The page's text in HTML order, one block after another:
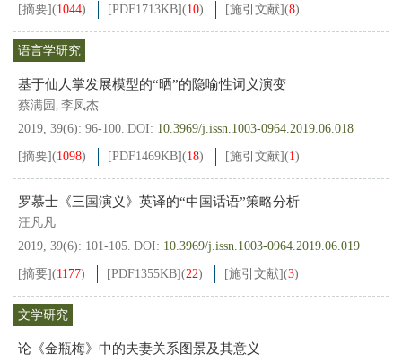
[摘要](1044) [PDF1713KB](10) [施引文献](8)
语言学研究
基于仙人掌发展模型的“晒”的隐喻性词义演变
蔡满园 , 李凤杰
2019, 39(6): 96-100. DOI: 10.3969/j.issn.1003-0964.2019.06.018
[摘要](1098) [PDF1469KB](18) [施引文献](1)
罗慕士《三国演义》英译的“中国话语”策略分析
汪凡凡
2019, 39(6): 101-105. DOI: 10.3969/j.issn.1003-0964.2019.06.019
[摘要](1177) [PDF1355KB](22) [施引文献](3)
文学研究
论《金瓶梅》中的夫妻关系图景及其意义